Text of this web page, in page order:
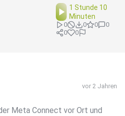
1 Stunde 10
Minuten
0 0 0
0
0
0
vor 2 Jahren
Meta Connect vor Ort und